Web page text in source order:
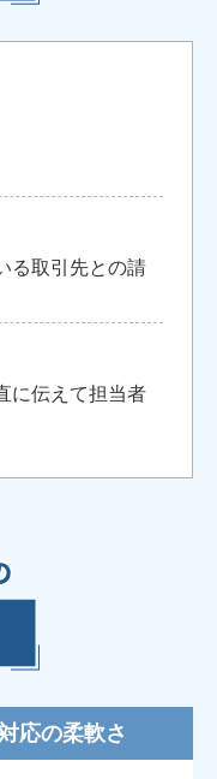
る取引先との請
に伝えて担当者
応の柔軟さ